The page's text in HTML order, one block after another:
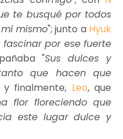
te busqué por todos
mismo"; junto a Hyuk
fascinar por ese fuerte
"Sus dulces y
que hacen que
y finalmente, Leo, que
flor floreciendo que
este lugar dulce y